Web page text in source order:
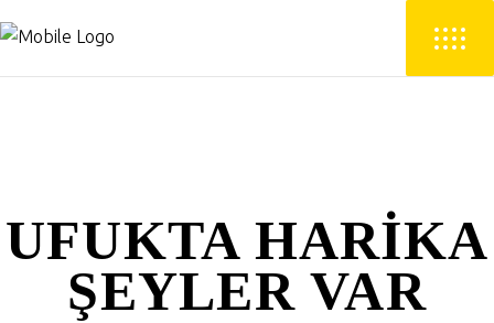
UFUKTA HARIKA
ŞEYLER VAR